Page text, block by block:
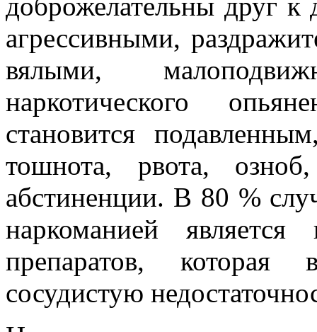
агрессивными,
вялыми,
наркотического
становится
тошнота, рвота,
абстиненции. В 80 %
наркоманией является
препаратов, которая
сосудистую